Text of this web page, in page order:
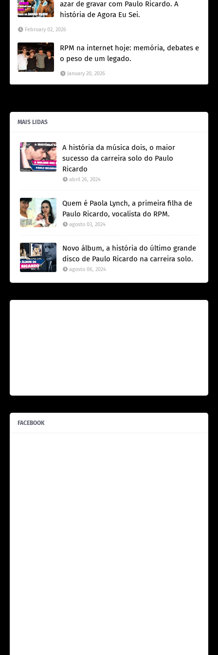
azar de gravar com Paulo Ricardo. A
história de Agora Eu Sei.
February 02, 2026
RPM na internet hoje: memória, debates e
o peso de um legado.
January 20, 2026
MAIS LIDAS
A história da música dois, o maior
sucesso da carreira solo do Paulo
Ricardo
abril 26, 2024
Quem é Paola Lynch, a primeira filha de
Paulo Ricardo, vocalista do RPM.
agosto 03, 2024
Novo álbum, a história do último grande
disco de Paulo Ricardo na carreira solo.
agosto 06, 2024
FACEBOOK